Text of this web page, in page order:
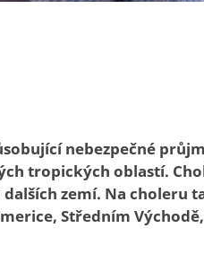
nebezpečné
tropických oblastí.
zemí. Na choleru
Středním